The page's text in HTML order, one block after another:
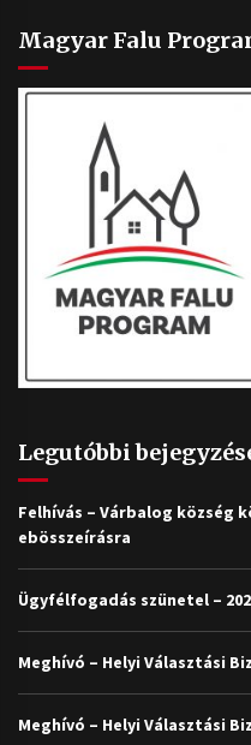
Magyar Falu
Legutóbbi
Felhívás – Várbalog község
ebösszeírásra
Ügyfélfogadás szünetel –
Meghívó – Helyi Választási
Meghívó – Helyi Választási